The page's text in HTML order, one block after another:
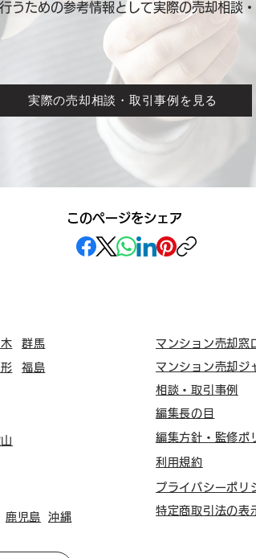
うための参考情報として実際の売却相談
実際の売却相談・取引事例を見る
このページをシェア
群馬
福島
鹿児島 沖縄
マンション売却窓
マンション売却ジ
相談・取引事例
編集長の目
編集方針・監修ポ
利用規約
プライバシーポリ
特定商取引法の表